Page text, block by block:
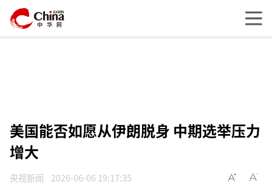
美国能否如愿从伊朗脱身 中期选举压力
增大
央视新闻 2026-06-06 19:17:35